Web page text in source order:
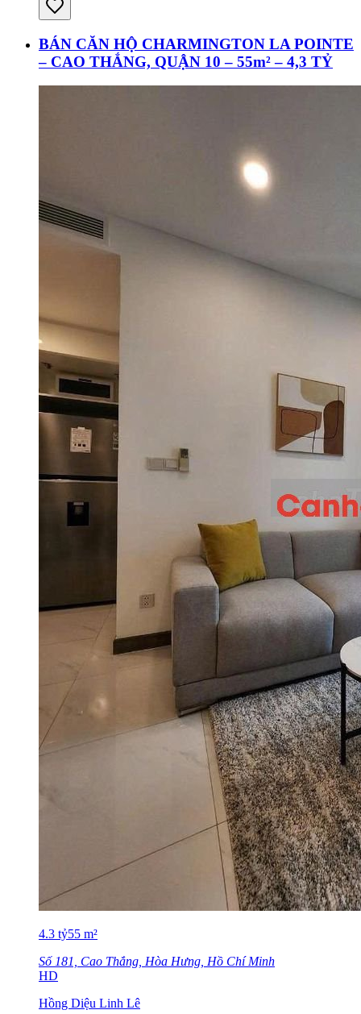
BÁN CĂN HỘ CHARMINGTON LA POINTE
– CAO THẮNG, QUẬN 10 – 55m² – 4,3 TỶ
4.3 tỷ55 m²
Số 181, Cao Thắng, Hòa Hưng, Hồ Chí Minh
HD
Hồng Diệu Linh Lê